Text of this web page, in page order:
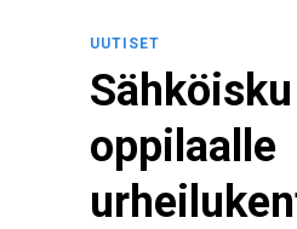
UUTISET
Sähköisku
oppilaalle